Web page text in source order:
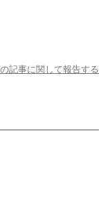
記事に関して報告する